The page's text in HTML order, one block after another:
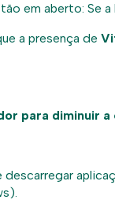
em aberto: Se
a presença de
para diminuir
descarregar